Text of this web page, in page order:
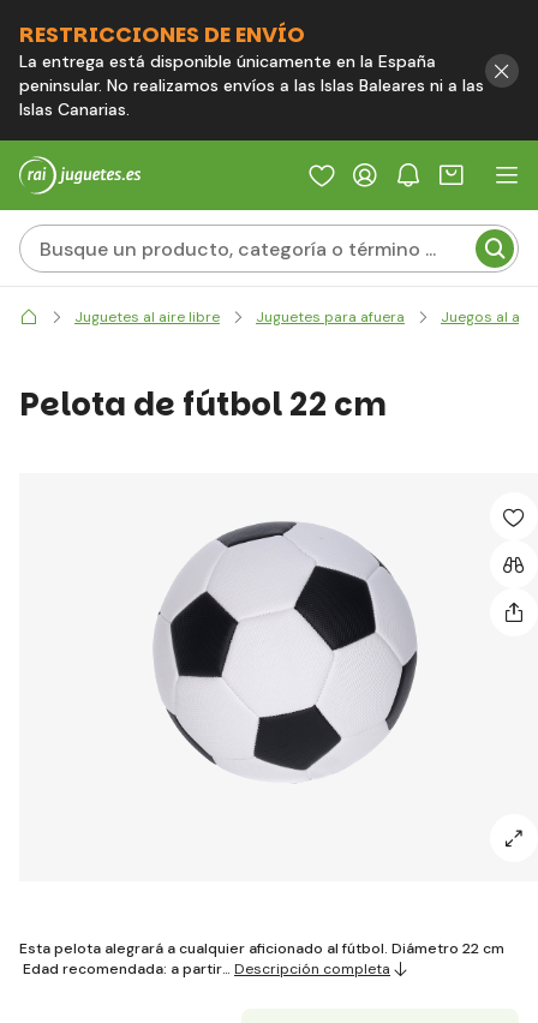
RESTRICCIONES DE ENVÍO
La entrega está disponible únicamente en la España
peninsular. No realizamos envíos a las Islas Baleares ni a las
Islas Canarias.
Juguetes al aire libre Juguetes para afuera Juegos al
Pelota de fútbol 22 cm
Esta pelota alegrará a cualquier aficionado al fútbol. Diámetro 22 cm
Edad recomendada: a partir… Descripción completa